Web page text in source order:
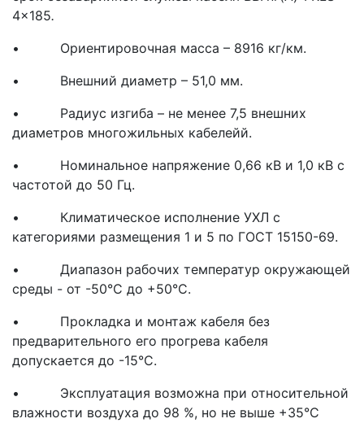
4x185.
• Ориентировочная масса – 8916 кг/км.
• Внешний диаметр – 51,0 мм.
• Радиус изгиба – не менее 7,5 внешних
диаметров многожильных кабелейй.
• Номинальное напряжение 0,66 кВ и 1,0 кВ с
частотой до 50 Гц.
• Климатическое исполнение УХЛ с
категориями размещения 1 и 5 по ГОСТ 15150-69.
• Диапазон рабочих температур окружающей
среды - от -50°С до +50°С.
• Прокладка и монтаж кабеля без
предварительного его прогрева кабеля
допускается до -15°С.
• Эксплуатация возможна при относительной
влажности воздуха до 98 %, но не выше +35°С